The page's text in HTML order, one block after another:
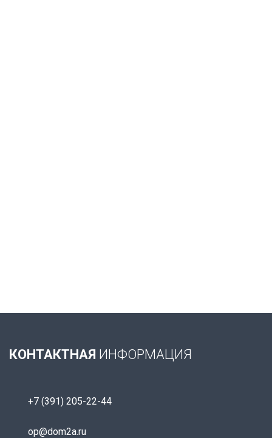
КОНТАКТНАЯ ИНФОРМАЦИЯ
+7 (391) 205-22-44
op@dom2a.ru